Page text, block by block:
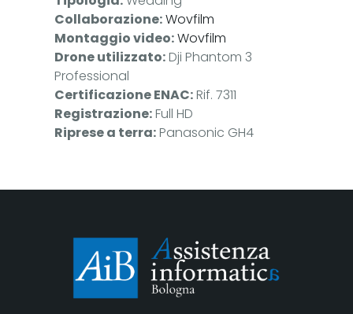
Collaborazione:Wovfilm
Montaggio video:Wovfilm
Drone utilizzato:Dji Phantom 3
Professional
Certificazione ENAC:Rif. 7311
Registrazione:Full HD
Riprese a terra:Panasonic GH4